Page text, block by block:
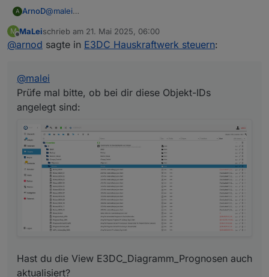
A ArnoD@malei
sind:
Hast du die View E3DC_Diagramm_Prognosen auch
aktualisiert?
0_userdata.0.Charge_Control.History.History
JSONanpassen
M
Offline
MaLeischrieb am 21. Mai 2025, 06:00
zuletzt editiert von
@arnod sagte in E3DC Hauskraftwerk steuern:
@malei
Prüfe mal bitte, ob bei dir diese Objekt-IDs
angelegt sind:
Hast du die View E3DC_Diagramm_Prognosen auch
aktualisiert?